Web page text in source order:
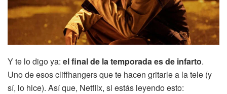
Y te lo digo ya: el final de la temporada es de infarto.
Uno de esos cliffhangers que te hacen gritarle a la tele (y
sí, lo hice). Así que, Netflix, si estás leyendo esto: